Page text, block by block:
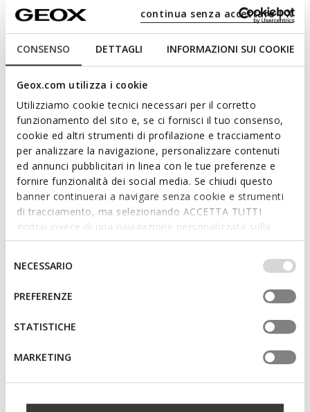
CONSENSO DETTAGLI INFORMAZIONI SUI COOKIE
Geox.com utilizza i cookie
Utilizziamo cookie tecnici necessari per il corretto
funzionamento del sito e, se ci fornisci il tuo consenso,
cookie ed altri strumenti di profilazione e tracciamento
per analizzare la navigazione, personalizzare contenuti
ed annunci pubblicitari in linea con le tue preferenze e
fornire funzionalità dei social media. Se chiudi questo
banner continuerai a navigare senza cookie e strumenti
di tracciamento, ma selezionando ACCETTA TUTTI
godrai invece di una navigazione personalizzata sulla
base dei tuoi gusti ed interessi. Selezionando
IMPOSTAZIONI potrai anche scegliere quali cookies ed
altri strumenti di tracciamento autorizzare. Per maggiori
informazioni o per modificare in qualsiasi momento le
tue impostazioni, visita la nostra
del
consenso
NECESSARIO
PREFERENZE
STATISTICHE
MARKETING
continua senza accettare | X
style, the perfect companion for hectic days in the city. In this
sage green version, it features a soft suede upper with a
minimalist silhouette, enhanced by handcrafted details.
Comfortable and breathable, Addisse adds a touch of
ITEM CODE: D66AXB00022C3016
Read more
Features
Quick and easy to put on
Thickness of sole: 1 cm / 0.4"
Slip-on design allows you to slide the foot in swiftly;
Removable insole
Technologies